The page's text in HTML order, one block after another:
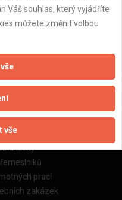
údajů
online
firmy
prací
zakázek
Váš souhlas, který vyjádříte
můžete změnit volbou
vše